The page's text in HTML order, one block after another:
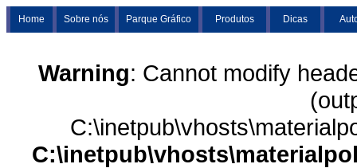
Home Sobre nós Parque Gráfico Produtos Dicas
Warning: Cannot modify